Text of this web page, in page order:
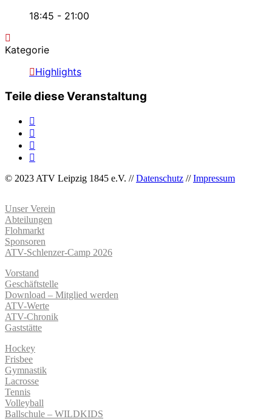
18:45 - 21:00
Kategorie
Highlights
Teile diese Veranstaltung
© 2023 ATV Leipzig 1845 e.V. //Datenschutz //Impressum
Unser Verein
Abteilungen
Flohmarkt
Sponsoren
ATV-Schlenzer-Camp 2026
Vorstand
Geschäftstelle
Download – Mitglied werden
ATV-Werte
ATV-Chronik
Gaststätte
Hockey
Frisbee
Gymnastik
Lacrosse
Tennis
Volleyball
Ballschule – WILDKIDS